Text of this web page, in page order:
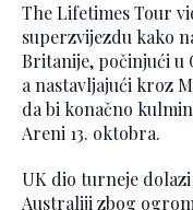
The Lifetimes Tour
superzvijezdu kako
Britanije, počinjući u
a nastavljajući kroz
da bi konačno
Areni 13. oktobra.
UK dio turneje
Australiji zbog